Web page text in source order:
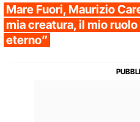
Mare Fuori, Maurizio
mia creatura, il mio
eterno”